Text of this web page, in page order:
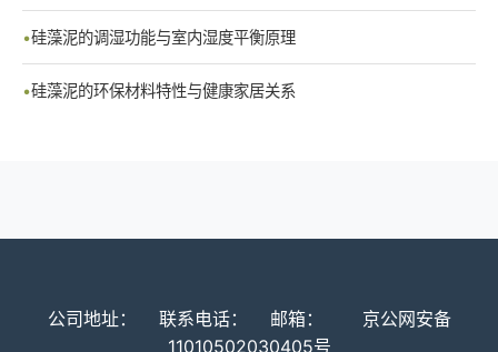
硅藻泥的调湿功能与室内湿度平衡原理
硅藻泥的环保材料特性与健康家居关系
公司地址： 联系电话： 邮箱：
京公网安备
11010502030405号